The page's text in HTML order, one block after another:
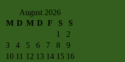
August 2026
M D M D F S
S
1
2
3
4 5 6 7 8
9
10 11 12 13 14 15 16